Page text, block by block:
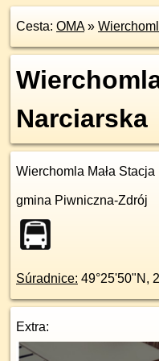
Cesta: OMA»
Narciarska
Wierchomla Mała
gmina Piwniczna-Zdrój
Súradnice: 49°25'50"N ,
Extra: